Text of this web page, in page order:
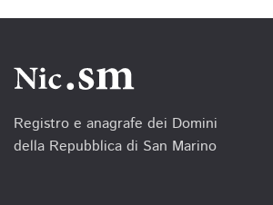
Registro e anagrafe dei Domini
della Repubblica di San Marino